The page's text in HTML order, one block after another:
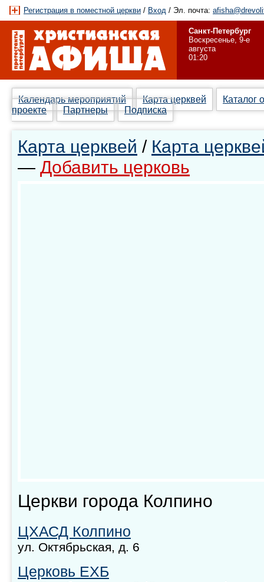
Регистрация в поместной церкви / Вход / Эл. почта:
Санкт-Петербург
Воскресенье, 9-е
августа
01:20
Календарь мероприятий Карта церквей
Каталог
проекте
Партнеры Подписка
Карта церквей / Карта
— Добавить церковь
Церкви города Колпино
ЦХАСД Колпино
ул. Октябрьская, д. 6
Церковь ЕХБ